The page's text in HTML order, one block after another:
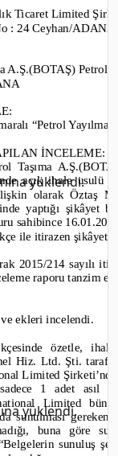
yüklendi.
yüklendi.
Ticaret Limited
: 24 Ceyhan/A
A.Ş.(BOTAŞ) Petrol
“Petrol
PILAN İNCELEME:
Taşıma
açık ihale usulü
olarak Öztaş
yaptığı şikâyet
sahibince
ile itirazen şikâyet
2015/214 sayılı
raporu tanzim
ekleri incelendi.
özetle,
Hiz. Ltd. Şti.
Limited
sadece 1 adet
Limited
sunulması
buna göre
sunuluş